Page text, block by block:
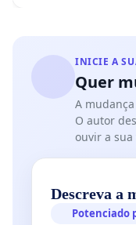
INICIE A
Quer
A
O autor
ouvir a sua
Descreva a
Potenciado